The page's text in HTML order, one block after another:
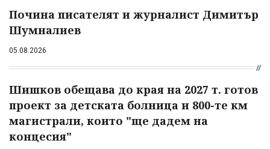
Почина писателят и журналист Димитър
Шумналиев
05.08.2026
Шишков обещава до края на 2027 т. готов
проект за детската болница и 800-те км
магистрали, които "ще дадем на
концесия"